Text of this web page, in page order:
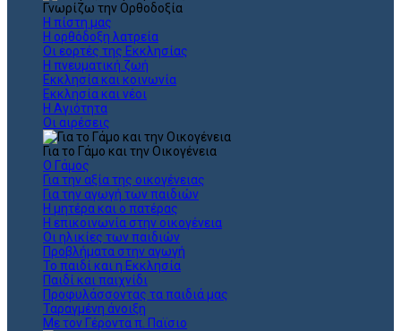
Γνωρίζω την Ορθοδοξία
Η πίστη μας
Η ορθόδοξη λατρεία
Οι εορτές της Εκκλησίας
Η πνευματική ζωή
Εκκλησία και κοινωνία
Εκκλησία και νέοι
Η Αγιότητα
Οι αιρέσεις
Για το Γάμο και την Οικογένεια
Ο Γάμος
Για την αξία της οικογένειας
Για την αγωγή των παιδιών
Η μητέρα και ο πατέρας
Η επικοινωνία στην οικογένεια
Οι ηλικίες των παιδιών
Προβλήματα στην αγωγή
Το παιδί και η Εκκλησία
Παιδί και παιχνίδι
Προφυλάσσοντας τα παιδιά μας
Ταραγμένη άνοιξη
Με τον Γέροντα π. Παϊσιο